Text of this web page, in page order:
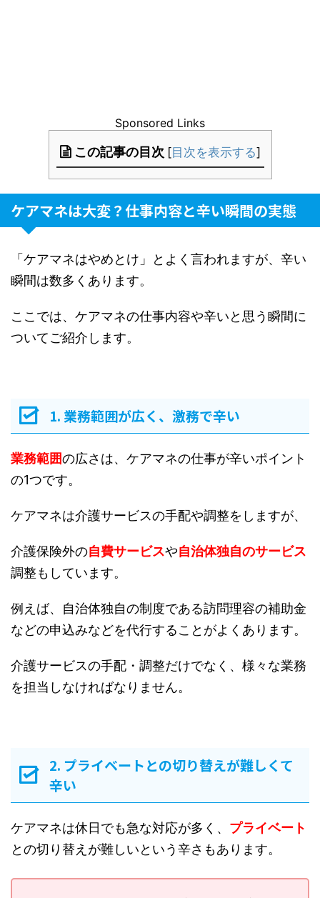
Sponsored Links
この記事の目次 [目次を表示する]
ケアマネは大変？仕事内容と辛い瞬間の実態
「ケアマネはやめとけ」とよく言われますが、辛い
瞬間は数多くあります。
ここでは、ケアマネの仕事内容や辛いと思う瞬間に
ついてご紹介します。
1. 業務範囲が広く、激務で辛い
業務範囲の広さは、ケアマネの仕事が辛いポイント
の1つです。
ケアマネは介護サービスの手配や調整をしますが、
介護保険外の自費サービスや自治体独自のサービス
調整もしています。
例えば、自治体独自の制度である訪問理容の補助金
などの申込みなどを代行することがよくあります。
介護サービスの手配・調整だけでなく、様々な業務
を担当しなければなりません。
2. プライベートとの切り替えが難しくて
辛い
ケアマネは休日でも急な対応が多く、 プライベート
との切り替えが難しいという辛さもあります。